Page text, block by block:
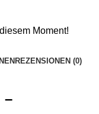
Moment!
REZENSIONEN (0)
–